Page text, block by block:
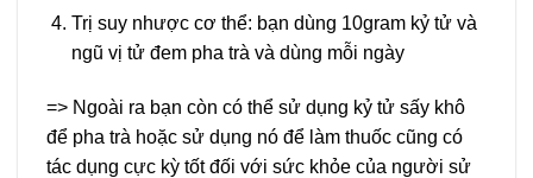
Trị suy nhược cơ thể: bạn dùng 10gram kỷ tử và
ngũ vị tử đem pha trà và dùng mỗi ngày
=> Ngoài ra bạn còn có thể sử dụng kỷ tử sấy khô
để pha trà hoặc sử dụng nó để làm thuốc cũng có
tác dụng cực kỳ tốt đối với sức khỏe của người sử